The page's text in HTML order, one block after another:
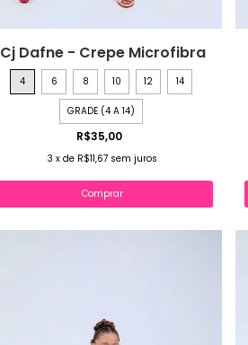
Cj Dafne - Crepe Microfibra
4 6 8 10 12 14
GRADE (4 A 14)
R$35,00
3 xde R$11,67 sem juros
Comprar